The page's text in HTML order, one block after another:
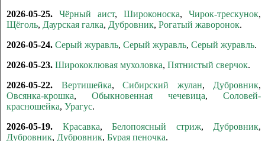
2026-05-25.
Чёрный аист, Широконоска, Чирок-трескунок,
Щёголь, Даурская галка, Дубровник, Рогатый жаворонок.
2026-05-24. Серый журавль, Серый журавль, Серый журавль.
2026-05-23. Ширококлювая мухоловка, Пятнистый сверчок.
2026-05-22.
Вертишейка, Сибирский жулан, Дубровник,
Овсянка-крошка, Обыкновенная чечевица, Соловей-
красношейка, Урагус.
2026-05-19.
Красавка, Белопоясный стриж, Дубровник,
Дубровник, Дубровник, Бурая пеночка.